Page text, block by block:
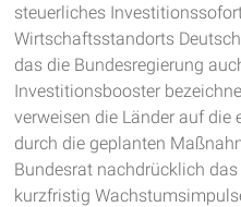
steuerliches
Wirtschaftsstandorts
das die Bundesregierung
Investitionsbooster
verweisen die Länder auf die
durch die geplanten
Bundesrat nachdrücklich
kurzfristig